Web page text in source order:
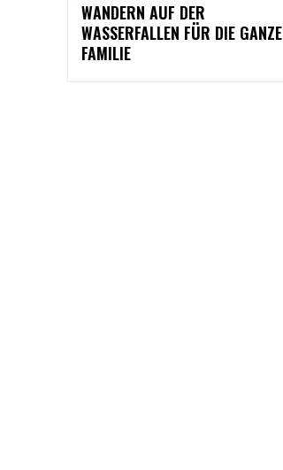
WANDERN AUF DER
WASSERFALLEN FÜR DIE GANZE
FAMILIE